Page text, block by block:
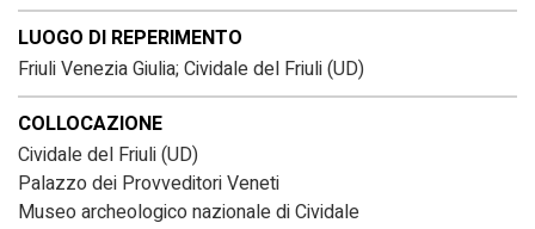
LUOGO DI REPERIMENTO
Friuli Venezia Giulia; Cividale del Friuli (UD)
COLLOCAZIONE
Cividale del Friuli (UD)
Palazzo dei Provveditori Veneti
Museo archeologico nazionale di Cividale